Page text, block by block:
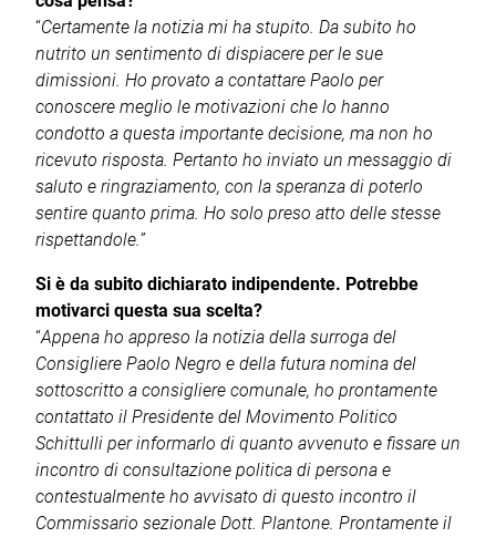
“Certamente la notizia mi ha stupito. Da subito ho
nutrito un sentimento di dispiacere per le sue
dimissioni. Ho provato a contattare Paolo per
conoscere meglio le motivazioni che lo hanno
condotto a questa importante decisione, ma non ho
ricevuto risposta. Pertanto ho inviato un messaggio di
saluto e ringraziamento, con la speranza di poterlo
sentire quanto prima. Ho solo preso atto delle stesse
rispettandole.”
Si è da subito dichiarato indipendente. Potrebbe
motivarci questa sua scelta?
“Appena ho appreso la notizia della surroga del
Consigliere Paolo Negro e della futura nomina del
sottoscritto a consigliere comunale, ho prontamente
contattato il Presidente del Movimento Politico
Schittulli per informarlo di quanto avvenuto e fissare un
incontro di consultazione politica di persona e
contestualmente ho avvisato di questo incontro il
Commissario sezionale Dott. Plantone. Prontamente il